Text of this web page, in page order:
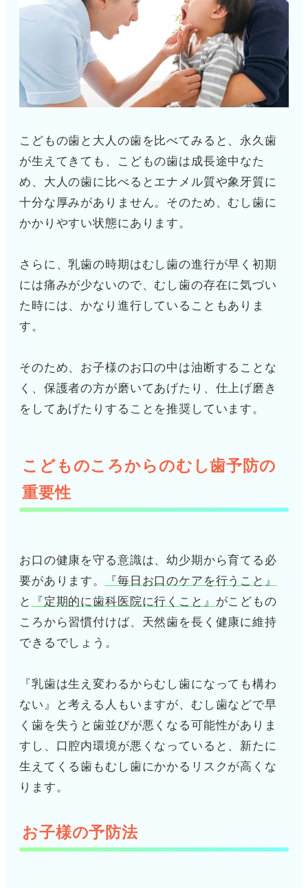
こどもの歯と大人の歯を比べてみると、永久歯
が生えてきても、こどもの歯は成長途中なた
め、大人の歯に比べるとエナメル質や象牙質に
十分な厚みがありません。そのため、むし歯に
かかりやすい状態にあります。
さらに、乳歯の時期はむし歯の進行が早く初期
には痛みが少ないので、むし歯の存在に気づい
た時には、かなり進行していることもありま
す。
そのため、お子様のお口の中は油断することな
く、保護者の方が磨いてあげたり、仕上げ磨き
をしてあげたりすることを推奨しています。
こどものころからのむし歯予防の
重要性
お口の健康を守る意識は、幼少期から育てる必
要があります。
『毎日お口のケアを行うこと』
と
『定期的に歯科医院に行くこと』 がこどもの
ころから習慣付けば、天然歯を長く健康に維持
できるでしょう。
『乳歯は生え変わるからむし歯になっても構わ
ない』と考える人もいますが、むし歯などで早
く歯を失うと歯並びが悪くなる可能性がありま
すし、口腔内環境が悪くなっていると、新たに
生えてくる歯もむし歯にかかるリスクが高くな
ります。
お子様の予防法